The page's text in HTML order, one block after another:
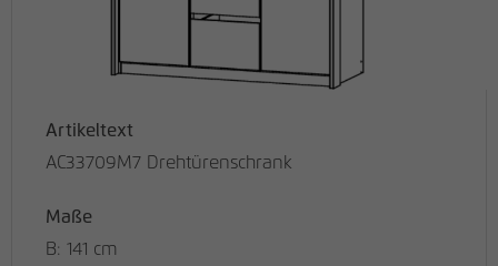
Artikeltext
AC33709M7 Drehtürenschrank
Maße
B: 141 cm